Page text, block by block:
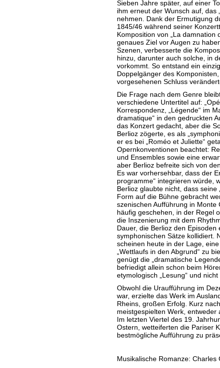
Sieben Jahre später, auf einer
ihm erneut der Wunsch auf, das
nehmen. Dank der Ermutigung
1845/46 während seiner
Komposition von „La damnation
genaues Ziel vor Augen zu
Szenen, verbesserte die
hinzu, darunter auch solche, in
vorkommt. So entstand ein
Doppelgänger des
vorgesehenen Schluss
Die Frage nach dem Genre
verschiedene Untertitel auf:
Korrespondenz, „Légende“ im
dramatique“ in den gedruckten
das Konzert gedacht, aber die
Berlioz zögerte, es als
er es bei „Roméo et Juliette“
Opernkonventionen beachtet:
und Ensembles sowie eine
aber Berlioz befreite sich von
Es war vorhersehbar, dass der
programme“ integrieren würde,
Berlioz glaubte nicht, dass seine
Form auf die Bühne gebracht
szenischen Aufführung in
häufig geschehen, in der Regel
die Inszenierung mit dem
Dauer, die Berlioz den
symphonischen Sätze kollidiert.
scheinen heute in der Lage,
„Wettlaufs in den Abgrund“ zu
genügt die „dramatische
befriedigt allein schon beim
etymologisch „Lesung“ und nicht
Obwohl die Uraufführung im
war, erzielte das Werk im
Rheins, großen Erfolg. Kurz
meistgespielten Werk,
Im letzten Viertel des 19.
Ostern, wetteiferten die Pariser
bestmögliche Aufführung zu
Musikalische Romanze: Charles